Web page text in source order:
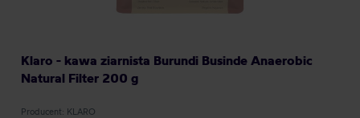
Klaro - kawa ziarnista Burundi Businde Anaerobic
Natural Filter 200 g
Producent: KLARO